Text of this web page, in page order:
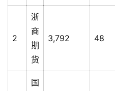
2
浙
商
期
货
3,792 48
国